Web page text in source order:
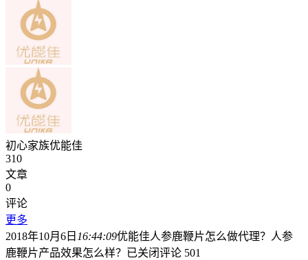
初心家族优能佳
310
文章
0
评论
更多
2018年10月6日 16:44:09优能佳人参鹿鞭片怎么做代理？人参
鹿鞭片产品效果怎么样？ 已关闭评论 501